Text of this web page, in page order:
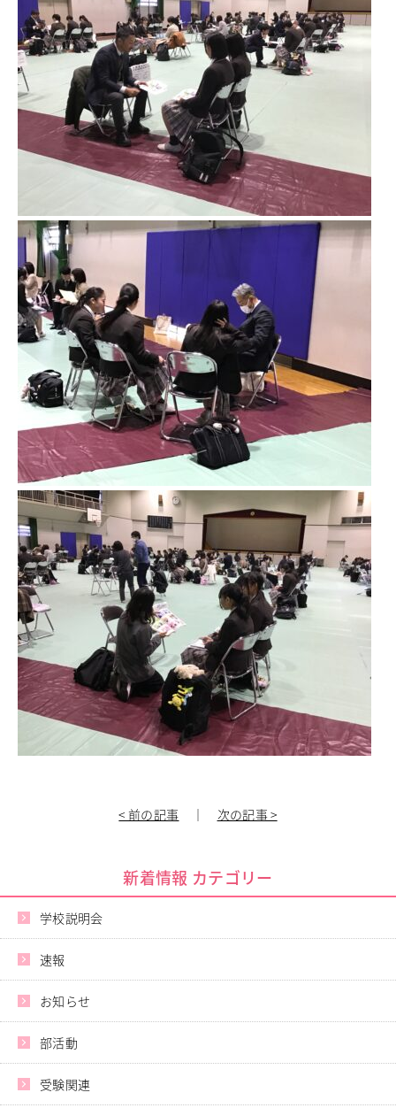
教職員の方へ
個人情報保護
< 前の記事 ｜ 次の記事 >
新着情報 カテゴリー
学校説明会
速報
お知らせ
部活動
受験関連